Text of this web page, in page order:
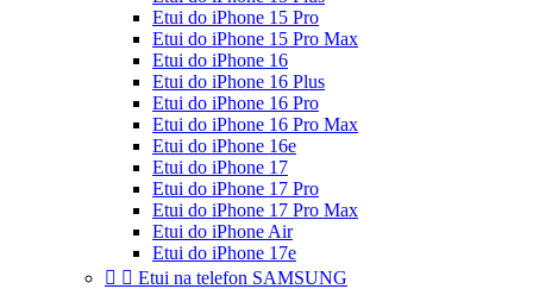
Etui do iPhone 15 Pro
Etui do iPhone 15 Pro Max
Etui do iPhone 16
Etui do iPhone 16 Plus
Etui do iPhone 16 Pro
Etui do iPhone 16 Pro Max
Etui do iPhone 16e
Etui do iPhone 17
Etui do iPhone 17 Pro
Etui do iPhone 17 Pro Max
Etui do iPhone Air
Etui do iPhone 17e
  Etui na telefon SAMSUNG